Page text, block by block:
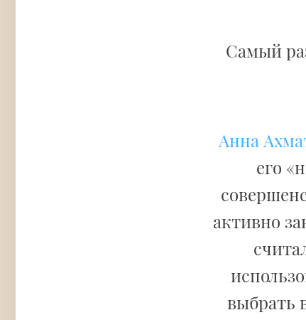
Самый
Анна
его
активно
выбрать